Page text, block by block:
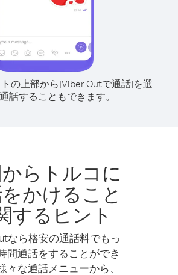
の上部から[Viber Outで通話]を選
話することもできます。
らトルコに
かけること
するヒント
なら格安の通話料でもっ
間通話をすることができ
々な通話メニューから、